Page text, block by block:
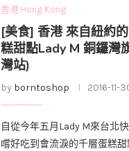
香港 Hong Kong
[美食] 香港 來自紐約
糕甜點Lady M 銅鑼灣
灣站)
by borntoshop 2016-11-
自從今年五月Lady M來台北
嚐好吃到會流淚的千層蛋糕